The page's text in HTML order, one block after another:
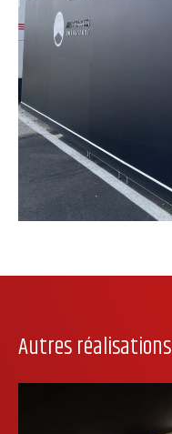
Autres réalisations